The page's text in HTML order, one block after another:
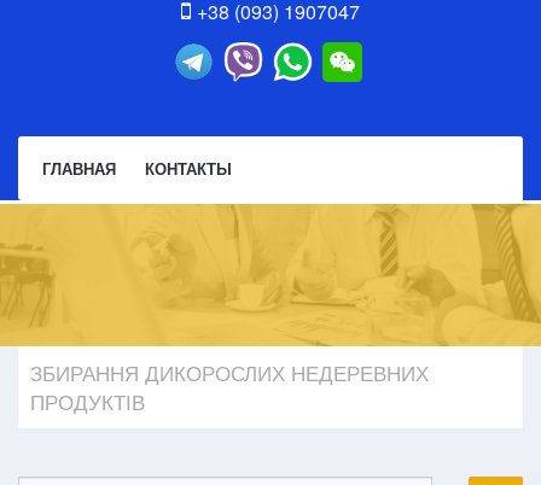
+38 (093) 1907047
ГЛАВНАЯ КОНТАКТЫ
ЗБИРАННЯ ДИКОРОСЛИХ НЕДЕРЕВНИХ
ПРОДУКТІВ